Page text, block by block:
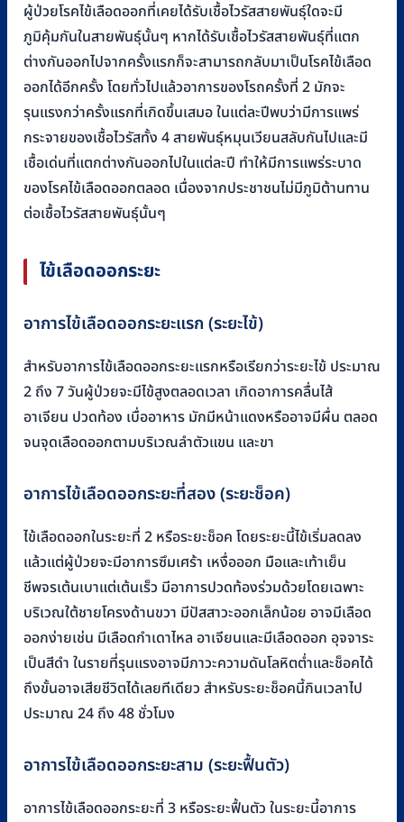
ผู้ป่วยโรคไข้เลือดออกที่เคยได้รับเชื้อไวรัสสายพันธุ์ใดจะมี
ภูมิคุ้มกันในสายพันธุ์นั้นๆ หากได้รับเชื้อไวรัสสายพันธุ์ที่แตก
ต่างกันออกไปจากครั้งแรกก็จะสามารถกลับมาเป็นโรคไข้เลือด
ออกได้อีกครั้ง โดยทั่วไปแล้วอาการของโรถครั้งที่ 2 มักจะ
รุนแรงกว่าครั้งแรกที่เกิดขึ้นเสมอ ในแต่ละปีพบว่ามีการแพร่
กระจายของเชื้อไวรัสทั้ง 4 สายพันธุ์หมุนเวียนสลับกันไปและมี
เชื้อเด่นที่แตกต่างกันออกไปในแต่ละปี ทำให้มีการแพร่ระบาด
ของโรคไข้เลือดออกตลอด เนื่องจากประชาชนไม่มีภูมิต้านทาน
ต่อเชื้อไวรัสสายพันธุ์นั้นๆ
ไข้เลือดออกระยะ
อาการไข้เลือดออกระยะแรก (ระยะไข้)
สำหรับอาการไข้เลือดออกระยะแรกหรือเรียกว่าระยะไข้ ประมาณ
2 ถึง 7 วันผู้ป่วยจะมีไข้สูงตลอดเวลา เกิดอาการคลื่นไส้
อาเจียน ปวดท้อง เบื่ออาหาร มักมีหน้าแดงหรืออาจมีผื่น ตลอด
จนจุดเลือดออกตามบริเวณลำตัวแขน และขา
อาการไข้เลือดออกระยะที่สอง (ระยะช็อค)
ไข้เลือดออกในระยะที่ 2 หรือระยะช็อค โดยระยะนี้ไข้เริ่มลดลง
แล้วแต่ผู้ป่วยจะมีอาการซึมเศร้า เหงื่อออก มือและเท้าเย็น
ชีพจรเต้นเบาแต่เต้นเร็ว มีอาการปวดท้องร่วมด้วยโดยเฉพาะ
บริเวณใต้ชายโครงด้านขวา มีปัสสาวะออกเล็กน้อย อาจมีเลือด
ออกง่ายเช่น มีเลือดกำเดาไหล อาเจียนและมีเลือดออก อุจจาระ
เป็นสีดำ ในรายที่รุนแรงอาจมีภาวะความดันโลหิตต่ำและช็อคได้
ถึงขั้นอาจเสียชีวิตได้เลยทีเดียว สำหรับระยะช็อคนี้กินเวลาไป
ประมาณ 24 ถึง 48 ชั่วโมง
อาการไข้เลือดออกระยะสาม (ระยะฟื้นตัว)
อาการไข้เลือดออกระยะที่ 3 หรือระยะฟื้นตัว ในระยะนี้อาการ